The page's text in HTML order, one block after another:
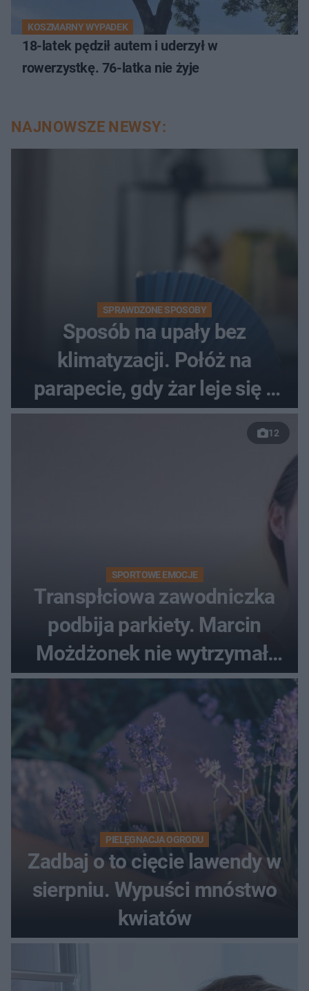
KOSZMARNY WYPADEK
18-latek pędził autem i uderzył w
rowerzystkę. 76-latka nie żyje
NAJNOWSZE NEWSY:
SPRAWDZONE SPOSOBY
Sposób na upały bez
klimatyzacji. Połóż na
parapecie, gdy żar leje się z
nieba
12
SPORTOWE EMOCJE
Transpłciowa zawodniczka
podbija parkiety. Marcin
Możdżonek nie wytrzymał:
"Skandaliczna sytuacja"
PIELĘGNACJA OGRODU
Zadbaj o to cięcie lawendy w
sierpniu. Wypuści mnóstwo
kwiatów